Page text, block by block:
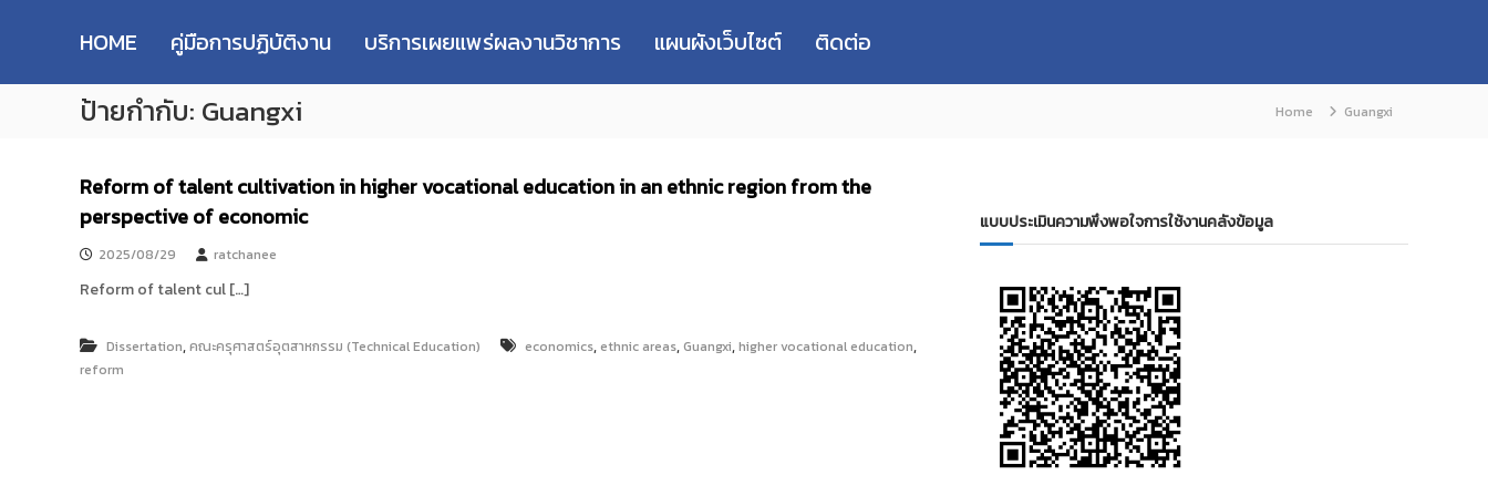
p
M
T
T
e
s
e
a
r
c
h
R
e
ห
วิ
ท
ย
เ
โ
โ
ล
HOME คู่มือการปฏิบัติงาน บริการเผยแพร่ผลงานวิชาการ แผนผังเว็บไซต์ ติดต่อ
ป้ายกำกับ: Guangxi Home Guangxi
Reform of talent cultivation in higher vocational education in an ethnic region from the
perspective of economic
2025/08/29 ratchanee
Reform of talent cul […]
Dissertation,คณะครุศาสตร์อุตสาหกรรม (Technical Education) economics, ethnic areas, Guangxi,higher vocational education,
reform
แบบประเมินความพึงพอใจการใช้งานคลังข้อมูล